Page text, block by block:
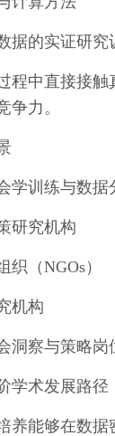
据的实证研究
程中直接接
争力。
学训练与数据
研究机构
织（NGOs）
机构
洞察与策略岗
学术发展路径
养能够在数据